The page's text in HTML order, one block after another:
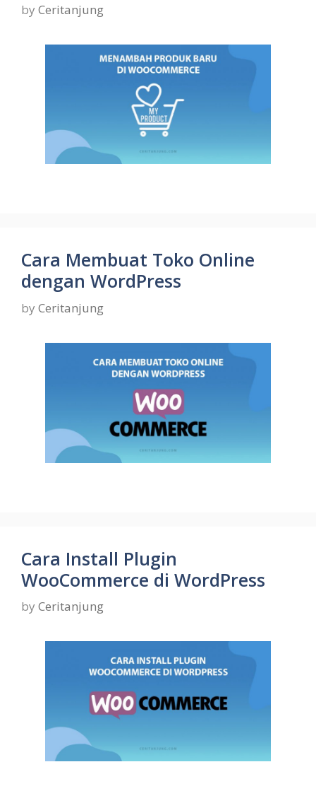
by Ceritanjung
Cara Membuat Toko Online
dengan WordPress
by Ceritanjung
Cara Install Plugin
WooCommerce di WordPress
by Ceritanjung